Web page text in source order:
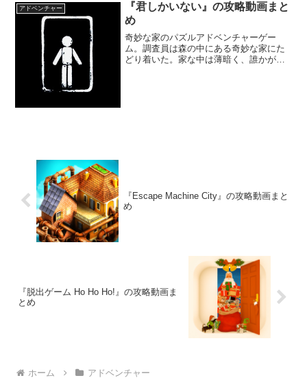
アドベンチャー
『君しかいない』の攻略動画まと
め
奇妙な家のパズルアドベンチャーゲー
ム。調査員は森の中にある奇妙な家にた
どり着いた。家な中は薄暗く、誰かが暮
『Escape Machine City』の攻略動画まと
め
『脱出ゲーム Ho Ho Ho!』の攻略動画ま
とめ
ホーム アドベンチャー